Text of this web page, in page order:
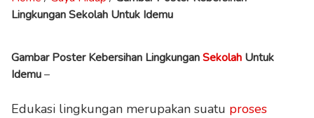
Lingkungan Sekolah Untuk Idemu
Gambar Poster Kebersihan LingkunganSekolah Untuk
Idemu–
Edukasi lingkungan merupakan suatu proses